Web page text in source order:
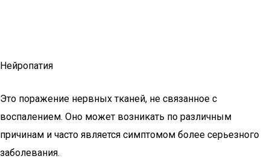
Нейропатия
Это поражение нервных тканей, не связанное с
воспалением. Оно может возникать по различным
причинам и часто является симптомом более серьезного
заболевания.